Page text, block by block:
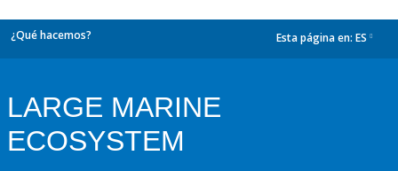
¿Qué hacemos? Esta página en: ES
LARGE MARINE
ECOSYSTEM